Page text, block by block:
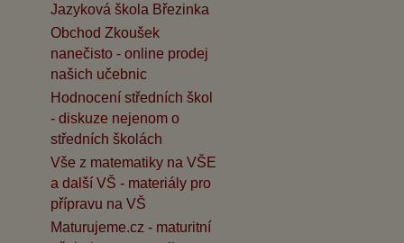
Jazyková škola Březinka
Obchod Zkoušek
nanečisto - online prodej
našich učebnic
Hodnocení středních škol
- diskuze nejenom o
středních školách
Vše z matematiky na VŠE
a další VŠ - materiály pro
přípravu na VŠ
Maturujeme.cz - maturitní